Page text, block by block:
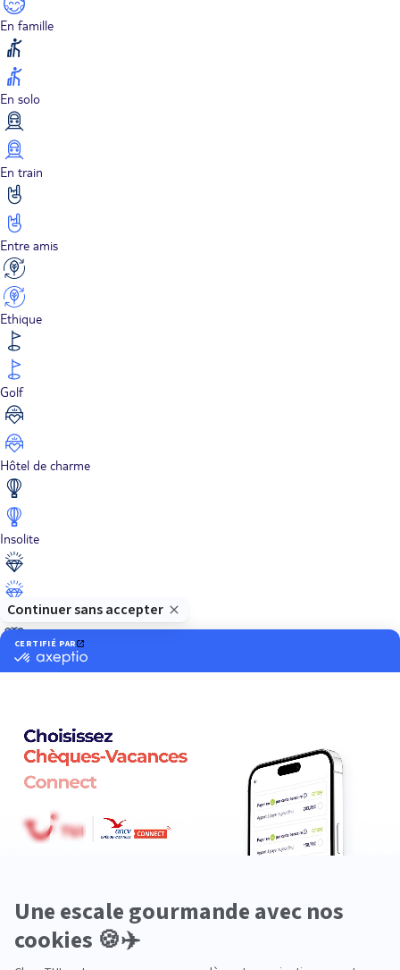
En famille
En solo
En train
Entre amis
Ethique
Golf
Hôtel de charme
Insolite
Luxe
Neige
Plongée
Premium